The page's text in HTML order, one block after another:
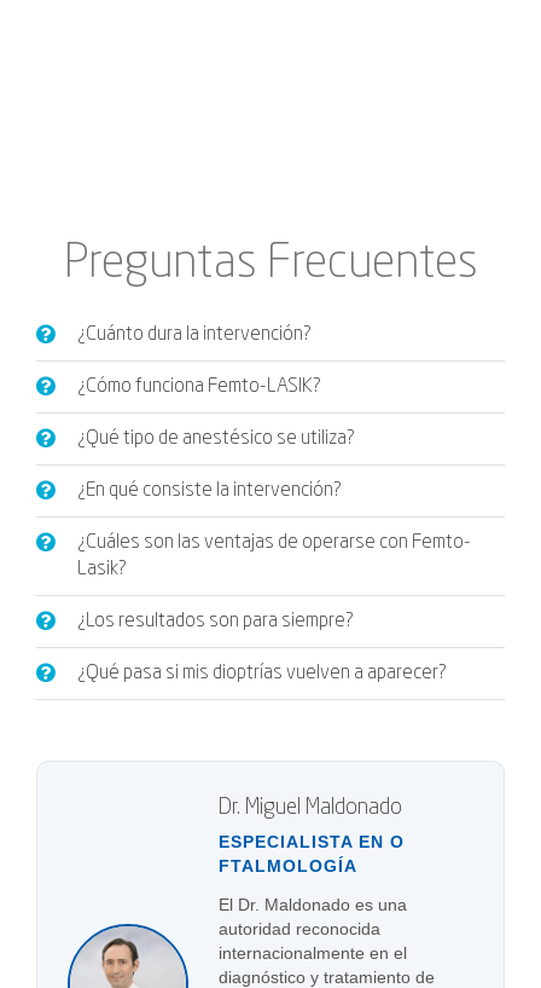
Preguntas Frecuentes
¿Cuánto dura la intervención?
¿Cómo funciona Femto-LASIK?
¿Qué tipo de anestésico se utiliza?
¿En qué consiste la intervención?
¿Cuáles son las ventajas de operarse con Femto-
Lasik?
¿Los resultados son para siempre?
¿Qué pasa si mis dioptrías vuelven a aparecer?
Dr. Miguel Maldonado
ESPECIALISTA EN O
FTALMOLOGÍA
El Dr. Maldonado es una
autoridad reconocida
internacionalmente en el
diagnóstico y tratamiento de